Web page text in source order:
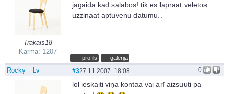
Trakais18
Karma: 1207
jagaida kad salabos! tik es lapraat veletos
uzzinaat aptuvenu datumu..
profils galerija
Rocky__Lv 0
#327.11.2007. 18:08
lol ieskaiti viņa kontaa vai arī aizsuuti pa